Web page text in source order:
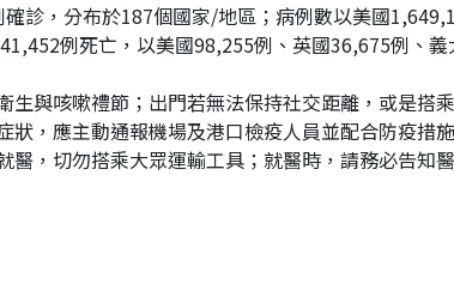
診，分布於187個國家/地區；病例數以美國
例死亡，以美國98,255例、英國36,675例、
生與咳嗽禮節；出門若無法保持社交距離，或是搭
狀，應主動通報機場及港口檢疫人員並配合防疫措
醫，切勿搭乘大眾運輸工具；就醫時，請務必告知